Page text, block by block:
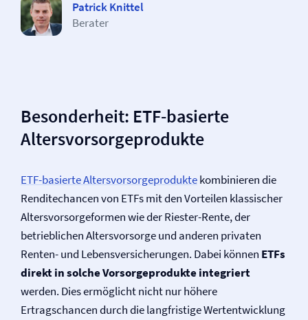
Patrick Knittel
Berater
Besonderheit: ETF-basierte
Altersvorsorgeprodukte
ETF-basierte Altersvorsorgeproduktekombinieren die
Renditechancen von ETFs mit den Vorteilen klassischer
Altersvorsorgeformen wie der Riester-Rente, der
betrieblichen Altersvorsorge und anderen privaten
Renten- und Lebens­versicherungen. Dabei können ETFs
direkt in solche Vorsorgeprodukte integriert
werden. Dies ermöglicht nicht nur höhere
Ertragschancen durch die langfristige Wertentwicklung